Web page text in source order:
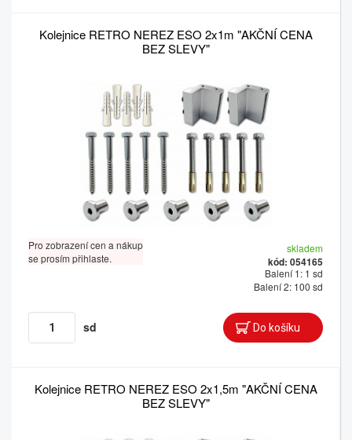
Kolejnice RETRO NEREZ ESO 2x1m "AKČNÍ CENA
BEZ SLEVY"
Pro zobrazení cen a nákup
se prosím přihlaste.
skladem
kód: 054165
Balení 1: 1 sd
Balení 2: 100 sd
sd
Kolejnice RETRO NEREZ ESO 2x1,5m "AKČNÍ CENA
BEZ SLEVY"